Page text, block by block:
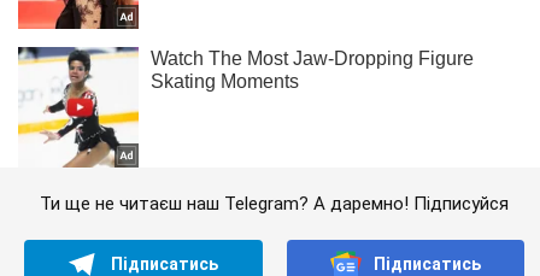
Ти ще не читаєш наш Telegram? А даремно! Підписуйся
Підписатись Підписатись